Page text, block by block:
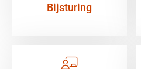
Bijsturing